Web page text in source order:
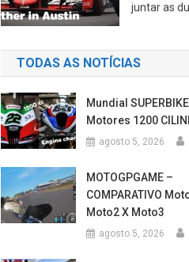
juntar as
TODAS AS NOTÍCIAS
Mundial
Motores 1200
agosto 5, 2026
MOTOGPGAME –
COMPARATIVO
Moto2 X Moto3
agosto 5, 2026